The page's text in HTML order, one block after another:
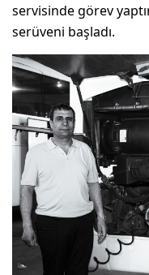
servisinde görev
serüveni başladı.